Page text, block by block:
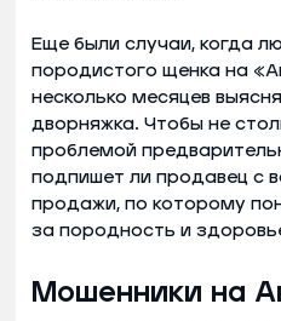
Еще были случаи, когда
породистого щенка на
несколько месяцев
дворняжка. Чтобы не
проблемой
подпишет ли продавец с
продажи, по которому
за породность и
Мошенники на